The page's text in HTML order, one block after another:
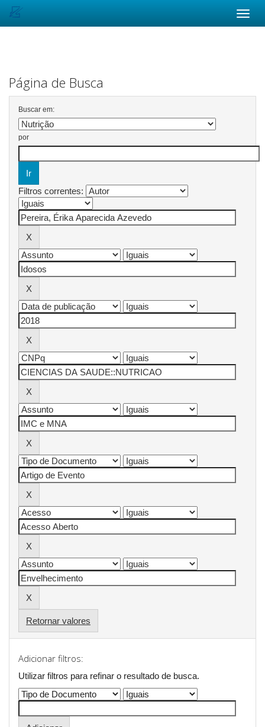
Página de Busca
Buscar em:
por
Filtros correntes:
Retornar valores
Adicionar filtros:
Utilizar filtros para refinar o resultado de busca.